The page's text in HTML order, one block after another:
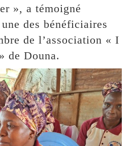
», a témoigné
des bénéficiaires
de l’association « I
de Douna.